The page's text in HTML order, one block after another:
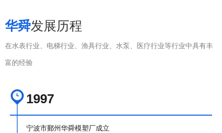
华舜发展历程
在水表行业、电梯行业、渔具行业、水泵、医疗行业等行业中具有丰
富的经验
1997
宁波市鄞州华舜模塑厂成立